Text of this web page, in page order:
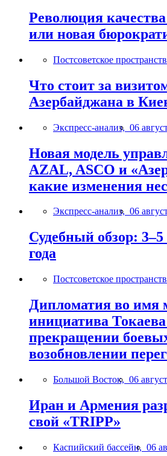
Революция
или новая
Постсоветское
Что стоит за
Азербайджана в
Экспресс-анализ, 06
Новая модель
AZAL, ASCO и
какие изменения
Экспресс-анализ, 06
Судебный обзор: 3–5
года
Постсоветское
Дипломатия во имя
инициатива
прекращении
возобновлении
Большой Восток, 06
Иран и Армения
свой «TRIPP»
Каспийский бассейн, 06